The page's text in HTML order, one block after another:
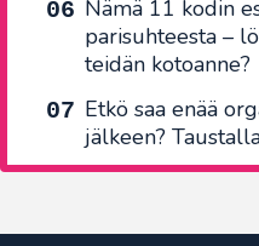
Nämä 11 kodin
parisuhteesta –
teidän kotoanne?
Etkö saa enää
jälkeen?